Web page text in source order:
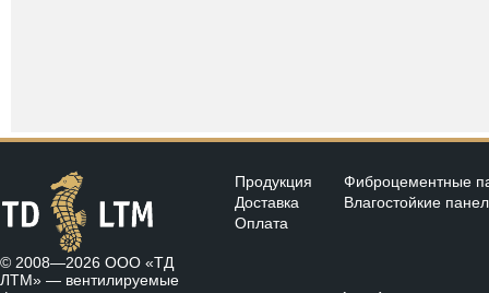
© 2008—2026 ООО «ТД
ЛТМ» — вентилируемые
Продукция
Доставка
Оплата
Фиброцементные
Влагостойкие